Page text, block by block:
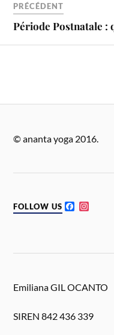
PRÉCÉDENT
Période Postnatale :
© ananta yoga 2016.
FOLLOW US
o
g
m
Emiliana GIL OCANTO
SIREN 842 436 339